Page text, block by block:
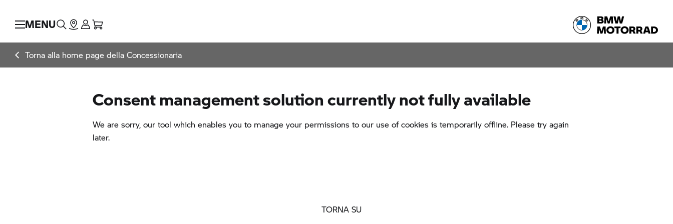
MENU
Torna alla home page della Concessionaria
TORNA SU